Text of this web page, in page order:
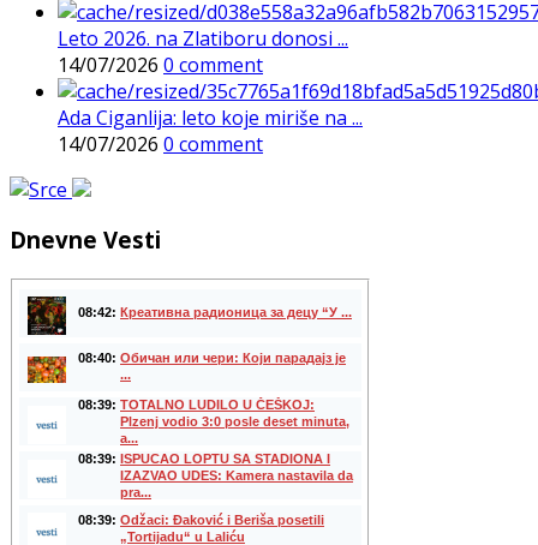
Leto 2026. na Zlatiboru donosi ...
14/07/2026 0 comment
Ada Ciganlija: leto koje miriše na ...
14/07/2026 0 comment
Dnevne Vesti